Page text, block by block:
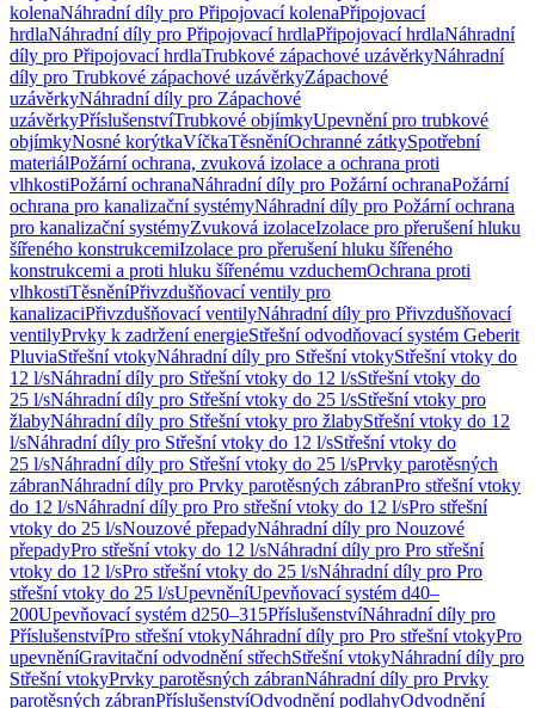
kolenaNáhradní díly pro Připojovací kolenaPřipojovací
hrdlaNáhradní díly pro Připojovací hrdlaPřipojovací hrdlaNáhradní
díly pro Připojovací hrdlaTrubkové zápachové uzávěrkyNáhradní
díly pro Trubkové zápachové uzávěrkyZápachové
uzávěrkyNáhradní díly pro Zápachové
uzávěrkyPříslušenstvíTrubkové objímkyUpevnění pro trubkové
objímkyNosné korýtkaVíčkaTěsněníOchranné zátkySpotřební
materiálPožární ochrana, zvuková izolace a ochrana proti
vlhkostiPožární ochranaNáhradní díly pro Požární ochranaPožární
ochrana pro kanalizační systémyNáhradní díly pro Požární ochrana
pro kanalizační systémyZvuková izolaceIzolace pro přerušení hluku
šířeného konstrukcemiIzolace pro přerušení hluku šířeného
konstrukcemi a proti hluku šířenému vzduchemOchrana proti
vlhkostiTěsněníPřivzdušňovací ventily pro
kanalizaciPřivzdušňovací ventilyNáhradní díly pro Přivzdušňovací
ventilyPrvky k zadržení energieStřešní odvodňovací systém Geberit
PluviaStřešní vtokyNáhradní díly pro Střešní vtokyStřešní vtoky do
12 l/sNáhradní díly pro Střešní vtoky do 12 l/sStřešní vtoky do
25 l/sNáhradní díly pro Střešní vtoky do 25 l/sStřešní vtoky pro
žlabyNáhradní díly pro Střešní vtoky pro žlabyStřešní vtoky do 12
l/sNáhradní díly pro Střešní vtoky do 12 l/sStřešní vtoky do
25 l/sNáhradní díly pro Střešní vtoky do 25 l/sPrvky parotěsných
zábranNáhradní díly pro Prvky parotěsných zábranPro střešní vtoky
do 12 l/sNáhradní díly pro Pro střešní vtoky do 12 l/sPro střešní
vtoky do 25 l/sNouzové přepadyNáhradní díly pro Nouzové
přepadyPro střešní vtoky do 12 l/sNáhradní díly pro Pro střešní
vtoky do 12 l/sPro střešní vtoky do 25 l/sNáhradní díly pro Pro
střešní vtoky do 25 l/sUpevněníUpevňovací systém d40–
200Upevňovací systém d250–315PříslušenstvíNáhradní díly pro
PříslušenstvíPro střešní vtokyNáhradní díly pro Pro střešní vtokyPro
upevněníGravitační odvodnění střechStřešní vtokyNáhradní díly pro
Střešní vtokyPrvky parotěsných zábranNáhradní díly pro Prvky
parotěsných zábranPříslušenstvíOdvodnění podlahyOdvodnění